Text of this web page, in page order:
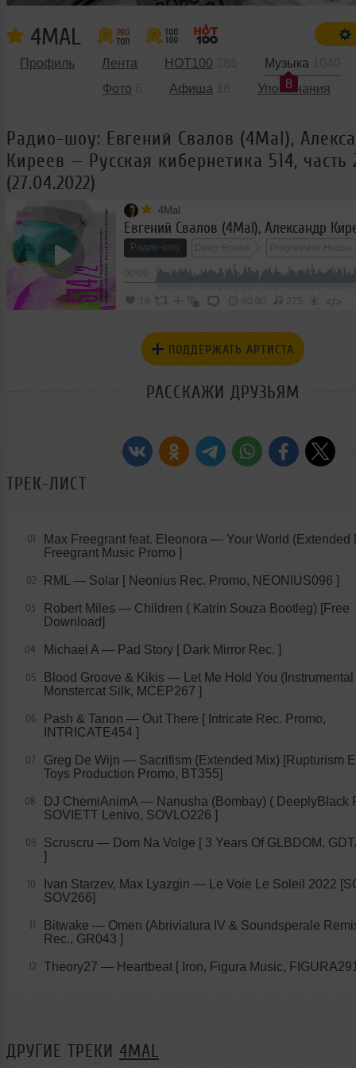
4MAL
Профиль Лента HOT100
Музыка
8
Фото
Афиша Упоминания
Радио-шоу: Евгений Свалов (4Mal),
Киреев — Русская кибернетика 514, часть
(27.04.2022)
4Mal
Радио-шоу Deep House Progressive House
19 60:00 275 </>
ПОДДЕРЖАТЬ АРТИСТА
РАССКАЖИ ДРУЗЬЯМ
ТРЕК-ЛИСТ
01
Max Freegrant feat. Eleonora — Your World (Extended
Freegrant Music Promo ]
02 RML — Solar [ Neonius Rec. Promo, NEONIUS096 ]
03
Robert Miles — Children ( Katrin Souza Bootleg) [Free
Download]
04 Michael A — Pad Story [ Dark Mirror Rec. ]
05
Blood Groove & Kikis — Let Me Hold You (Instrumental
Monstercat Silk, MCEP267 ]
06
Pash & Tanon — Out There [ Intricate Rec. Promo,
INTRICATE454 ]
07
Greg De Wijn — Sacrifism (Extended Mix) [Rupturism
Toys Production Promo, BT355]
08
DJ ChemiAnimA — Nanusha (Bombay) ( DeeplyBlack
SOVIETT Lenivo, SOVLO226 ]
09
Scruscru — Dom Na Volge [ 3 Years Of GLBDOM,
]
10
Ivan Starzev, Max Lyazgin — Le Voie Le Soleil 2022
SOV266]
11
Bitwake — Omen (Abriviatura IV & Soundsperale
Rec., GR043 ]
12 Theory27 — Heartbeat [ Iron, Figura Music,
ДРУГИЕ ТРЕКИ 4MAL